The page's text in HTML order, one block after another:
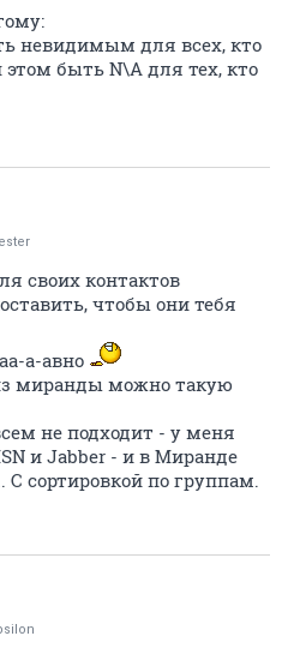
невидимым для всех, кто
этом быть N\A для тех, кто
своих контактов
чтобы они тебя
а-авно
миранды можно такую
не подходит - у меня
и Jabber - и в Миранде
С сортировкой по группам.